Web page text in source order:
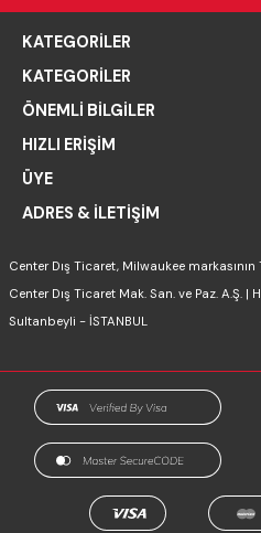
KATEGORILER
KATEGORILER
ÖNEMLI BILGILER
HIZLI ERIŞIM
ÜYE
ADRES & İLETIŞIM
Center Dış Ticaret, Milwaukee
Center Dış Ticaret Mak. San. ve Paz. A.Ş.
Sultanbeyli - İSTANBUL